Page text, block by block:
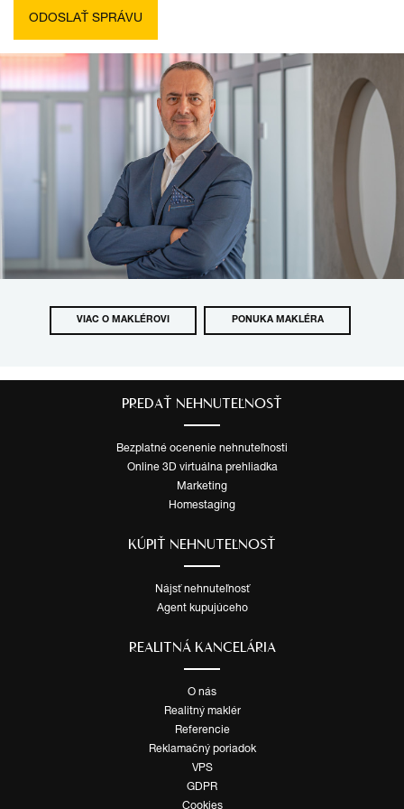
VIAC O MAKLÉROVI PONUKA MAKLÉRA
PREDAŤ NEHNUTEĽNOSŤ
Bezplatné ocenenie nehnuteľnosti
Online 3D virtuálna prehliadka
Marketing
Homestaging
KÚPIŤ NEHNUTEĽNOSŤ
Nájsť nehnuteľnosť
Agent kupujúceho
REALITNÁ KANCELÁRIA
O nás
Realitný maklér
Referencie
Reklamačný poriadok
VPS
GDPR
Cookies